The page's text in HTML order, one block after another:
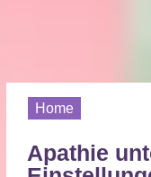
Home
Apathie